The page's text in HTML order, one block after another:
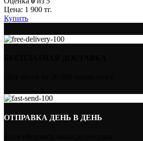
Цена: 1 900 тг.
Купить
ОТПРАВКА ДЕНЬ В ДЕНЬ